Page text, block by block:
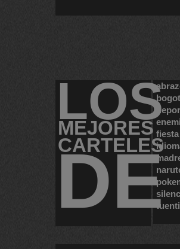
LOS
MEJORES
CARTELES
DE
fiesta
tuenti